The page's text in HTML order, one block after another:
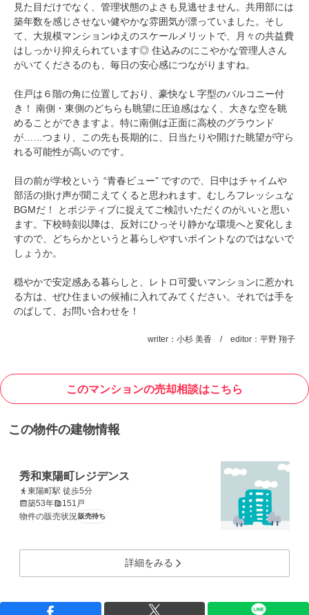
見た目だけでなく、管理状態のよさも見逃せません。共用部には
築年数を感じさせない健やかな雰囲気が漂っていました。そし
て、大規模マンションゆえのスケールメリットで、月々の共益費
はしっかり抑えられています◎ 住込みのにこやかな管理人さん
がいてくださるのも、毎日の安心感につながりますね。
住戸は６階の角に位置しており、豪快なＬ字型のバルコニー付
き！ 南側・東側のどちらも眺望に圧迫感はなく、大きな空を眺
めることができますよ。特に南側は正面に高校のグラウンド
が……つまり、この先も長期的に、日当たりや開けた眺望が守ら
れる可能性が高いのです。
目の前が学校という “青春ビュー” ですので、日中はチャイムや
部活の掛け声が聞こえてくると思われます。むしろフレッシュな
BGMだ！ とポジティブに捉えてご検討いただくのがいいと思い
ます。下校時刻以降は、反対にひっそり静かな環境へと変化しま
すので、どちらかというと暮らしやすいポイントなのではないで
しょうか。
穏やかで安定感ある暮らしと、レトロ可愛いマンションに惹かれ
る方は、ぜひ住まいの候補に入れてみてください。それでは手を
のばして、お問い合わせを！
writer：小杉 美香 / editor：平野 翔子
このマンションの売却相談はこちら
この物件の建物情報
秀和東陽町レジデンス
東陽町駅 徒歩5分
築53年
151戸
物件の販売状況 販売待ち
詳細をみる